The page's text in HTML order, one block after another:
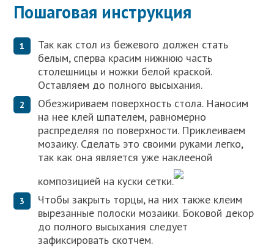
Пошаговая инструкция
Так как стол из бежевого должен стать
белым, сперва красим нижнюю часть
столешницы и ножки белой краской.
Оставляем до полного высыхания.
Обезжириваем поверхность стола. Наносим
на нее клей шпателем, равномерно
распределяя по поверхности. Приклеиваем
мозаику. Сделать это своими руками легко,
так как она является уже наклееной
композицией на куски сетки.
Чтобы закрыть торцы, на них также клеим
вырезанные полоски мозаики. Боковой декор
до полного высыхания следует
зафиксировать скотчем.